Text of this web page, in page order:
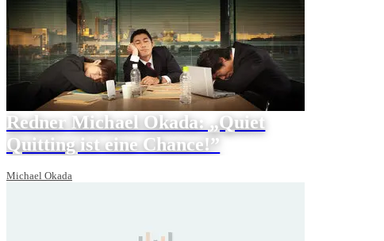
Redner Michael Okada: „Quiet
Quitting ist eine Chance!”
Michael Okada